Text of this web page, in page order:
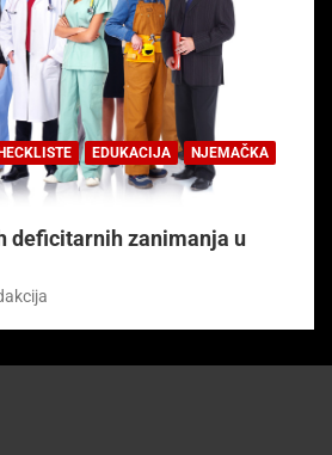
EDUKACIJA
NJEMAČKA
deficitarnih zanimanja u